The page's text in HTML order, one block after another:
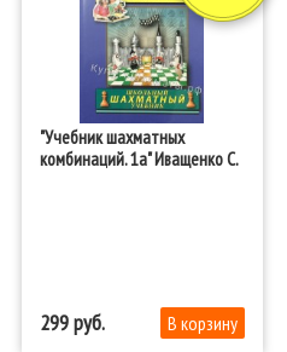
"Учебник шахматных
комбинаций. 1а" Иващенко С.
299